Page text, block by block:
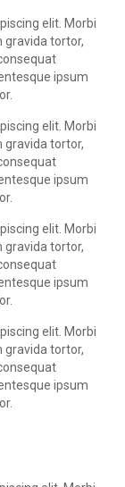
elit. Morbi
gravida tortor,
ipsum
elit. Morbi
gravida tortor,
ipsum
elit. Morbi
gravida tortor,
ipsum
elit. Morbi
gravida tortor,
ipsum